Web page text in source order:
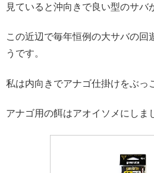
見ていると沖向きで良い型のサバ
この近辺で毎年恒例の大サバの回
うです。
私は内向きでアナゴ仕掛けをぶっ
アナゴ用の餌はアオイソメにしま